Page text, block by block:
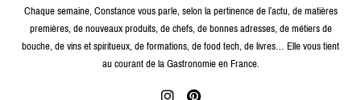
Chaque semaine, Constance vous parle, selon la pertinence de l’actu, de matières
premières, de nouveaux produits, de chefs, de bonnes adresses, de métiers de
bouche, de vins et spiritueux, de formations, de food tech, de livres… Elle vous tient
au courant de la Gastronomie en France.